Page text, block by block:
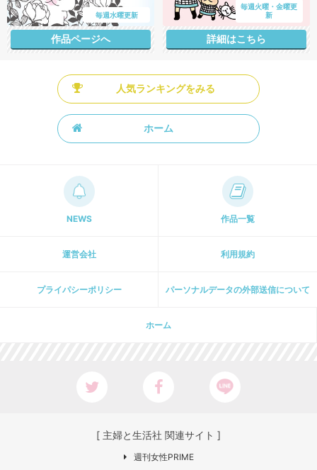
毎週水曜更新
作品ページへ
毎週火曜・金曜更
新
詳細はこちら
人気ランキングをみる
ホーム
NEWS 作品一覧
運営会社 利用規約
プライパシーポリシー パーソナルデータの外部送信について
ホーム
[ 主婦と生活社 関連サイト ]
週刊女性PRIME